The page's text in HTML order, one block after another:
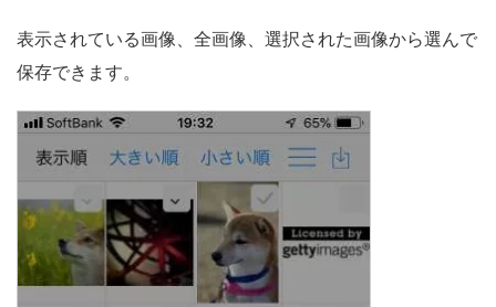
表示されている画像、全画像、選択された画像から選んで
保存できます。